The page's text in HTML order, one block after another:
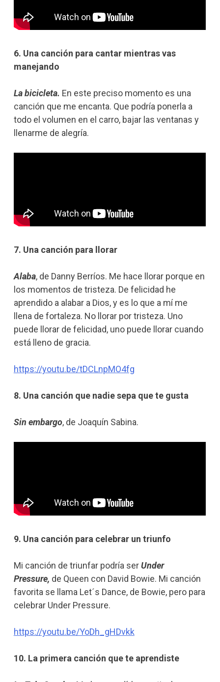
6. Una canción para cantar mientras vas
manejando
La bicicleta. En este preciso momento es una
canción que me encanta. Que podría ponerla a
todo el volumen en el carro, bajar las ventanas y
llenarme de alegría.
7. Una canción para llorar
Alaba, de Danny Berríos. Me hace llorar porque en
los momentos de tristeza. De felicidad he
aprendido a alabar a Dios, y es lo que a mí me
llena de fortaleza. No llorar por tristeza. Uno
puede llorar de felicidad, uno puede llorar cuando
está lleno de gracia.
https://youtu.be/tDCLnpMO4fg
8. Una canción que nadie sepa que te gusta
Sin embargo, de Joaquín Sabina.
9. Una canción para celebrar un triunfo
Mi canción de triunfar podría serUnder
Pressure, de Queen con David Bowie. Mi canción
favorita se llama Let´s Dance, de Bowie, pero para
celebrar Under Pressure.
https://youtu.be/YoDh_gHDvkk
10. La primera canción que te aprendiste